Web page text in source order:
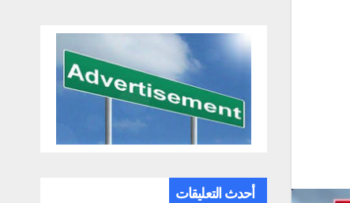
أحدث التعليقات